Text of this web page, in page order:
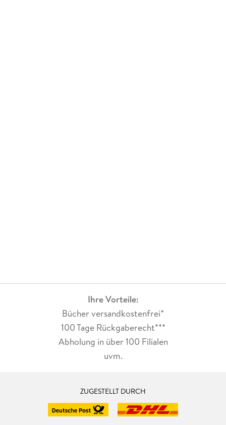
Ihre Vorteile:
Bücher versandkostenfrei*
100 Tage Rückgaberecht***
Abholung in über 100 Filialen
uvm.
ZUGESTELLT DURCH